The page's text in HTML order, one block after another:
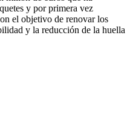
y por primera vez
el objetivo de renovar los
y la reducción de la huella